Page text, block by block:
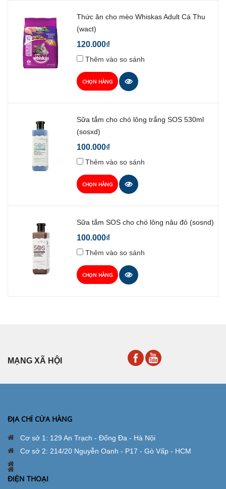
Thức ăn cho mèo Whiskas Adult Cá Thu
(wact)
120.000₫
Thêm vào so sánh
CHỌN HÀNG
Sữa tắm cho chó lông trắng SOS 530ml
(sosxd)
100.000₫
Thêm vào so sánh
CHỌN HÀNG
Sữa tắm SOS cho chó lông nâu đỏ (sosnd)
100.000₫
Thêm vào so sánh
CHỌN HÀNG
MẠNG XÃ HỘI
ĐỊA CHỈ CỬA HÀNG
Cơ sở 1: 129 An Trạch - Đống Đa - Hà Nội
Cơ sở 2: 214/20 Nguyễn Oanh - P17 - Gò Vấp - HCM
ĐIỆN THOẠI